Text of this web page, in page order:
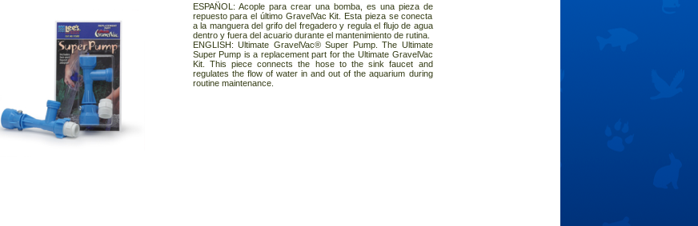
ESPAÑOL: Acople para crear una bomba, es una pieza de
repuesto para el último GravelVac Kit. Esta pieza se conecta
a la manguera del grifo del fregadero y regula el flujo de agua
dentro y fuera del acuario durante el mantenimiento de rutina.
ENGLISH: Ultimate GravelVac® Super Pump. The Ultimate
Super Pump is a replacement part for the Ultimate GravelVac
Kit. This piece connects the hose to the sink faucet and
regulates the flow of water in and out of the aquarium during
routine maintenance.